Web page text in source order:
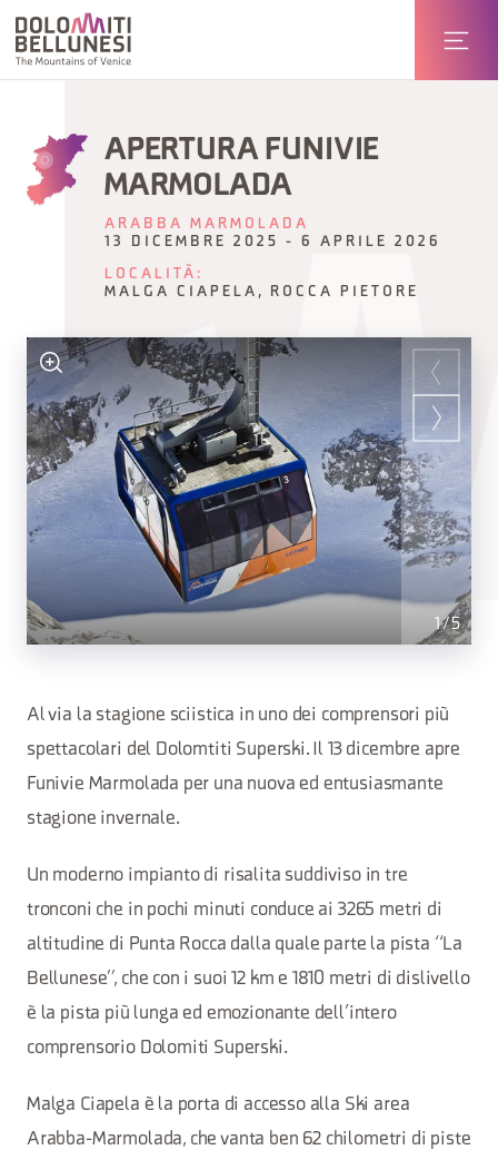
APERTURA FUNIVIE
MARMOLADA
ARABBA MARMOLADA
13 DICEMBRE 2025 - 6 APRILE 2026
LOCALITÀ:
MALGA CIAPELA, ROCCA PIETORE
1/5
Al via la stagione sciistica in uno dei comprensori più
spettacolari del Dolomtiti Superski. Il 13 dicembre apre
Funivie Marmolada per una nuova ed entusiasmante
stagione invernale.
Un moderno impianto di risalita suddiviso in tre
tronconi che in pochi minuti conduce ai 3265 metri di
altitudine di Punta Rocca dalla quale parte la pista “La
Bellunese”, che con i suoi 12 km e 1810 metri di dislivello
è la pista più lunga ed emozionante dell’intero
comprensorio Dolomiti Superski.
Malga Ciapela è la porta di accesso alla Ski area
Arabba-Marmolada, che vanta ben 62 chilometri di piste